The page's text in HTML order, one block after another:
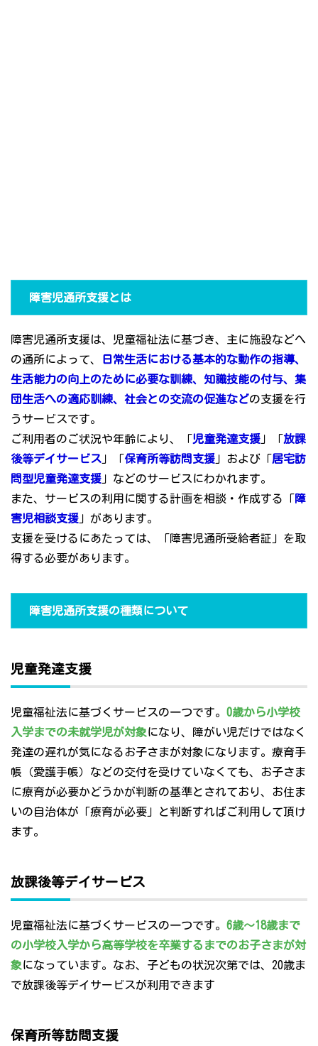
障害児通所支援とは
障害児通所支援は、児童福祉法に基づき、主に施設などへ
の通所によって、
日常生活における基本的な動作の指導、
生活能力の向上のために必要な訓練、知識技能の付与、集
団生活への適応訓練、社会との交流の促進などの支援を行
うサービスです。
ご利用者のご状況や年齢により、「児童発達支援 」「放課
後等デイサービス 」「保育所等訪問支援 」および「居宅訪
問型児童発達支援 」などのサービスにわかれます。
また、サービスの利用に関する計画を相談・作成する「障
害児相談支援 」があります。
支援を受けるにあたっては、「障害児通所受給者証」を取
得する必要があります。
障害児通所支援の種類について
児童発達支援
児童福祉法に基づくサービスの一つです。 0歳から小学校
入学までの未就学児が対象になり、障がい児だけではなく
発達の遅れが気になるお子さまが対象になります。療育手
帳（愛護手帳）などの交付を受けていなくても、お子さま
に療育が必要かどうかが判断の基準とされており、お住ま
いの自治体が「療育が必要」と判断すればご利用して頂け
ます。
放課後等デイサービス
児童福祉法に基づくサービスの一つです。 6歳～18歳まで
の小学校入学から高等学校を卒業するまでのお子さまが対
象になっています。なお、子どもの状況次第では、20歳ま
で放課後等デイサービスが利用できます
保育所等訪問支援